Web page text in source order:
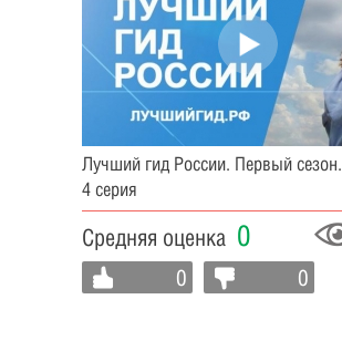
Лучший гид России. Первый сезон.
4 серия
Средняя оценка 0
0 0